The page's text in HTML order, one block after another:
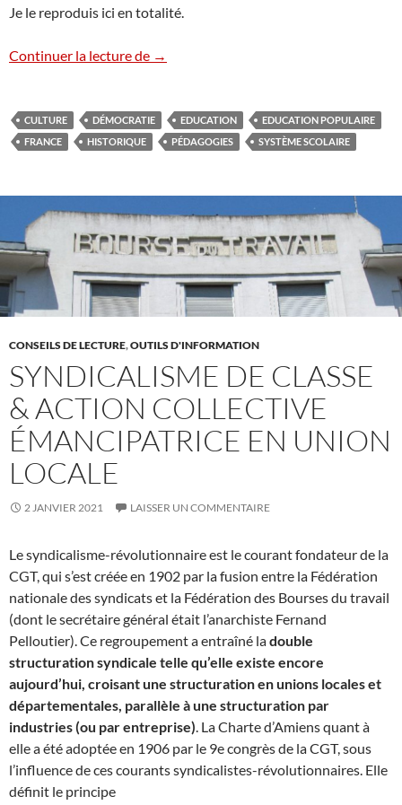
Je le reproduis ici en totalité.
Continuer la lecture de Manifeste de Peuple et culture
→
CULTURE DÉMOCRATIE EDUCATION
EDUCATION POPULAIRE
FRANCE
HISTORIQUE PÉDAGOGIES SYSTÈME SCOLAIRE
CONSEILS DE LECTURE,OUTILS D'INFORMATION
SYNDICALISME DE CLASSE
& ACTION COLLECTIVE
ÉMANCIPATRICE EN UNION
LOCALE
2 JANVIER 2021 LAISSER UN COMMENTAIRE
Le syndicalisme-révolutionnaire est le courant fondateur de la
CGT, qui s’est créée en 1902 par la fusion entre la Fédération
nationale des syndicats et la Fédération des Bourses du travail
(dont le secrétaire général était l’anarchiste Fernand
Pelloutier). Ce regroupement a entraîné ladouble
structuration syndicale telle qu’elle existe encore
aujourd’hui, croisant une structuration en unions locales et
départementales, parallèle à une structuration par
industries (ou par entreprise) . La Charte d’Amiens quant à
elle a été adoptée en 1906 par le 9e congrès de la CGT, sous
l’influence de ces courants syndicalistes-révolutionnaires. Elle
définit le principe